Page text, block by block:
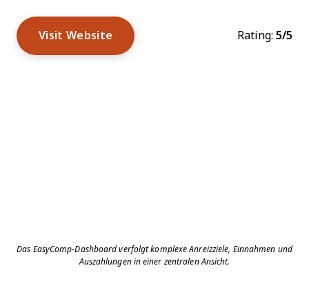
Visit Website Rating: 5/5
Das EasyComp-Dashboard verfolgt komplexe Anreizziele, Einnahmen und
Auszahlungen in einer zentralen Ansicht.